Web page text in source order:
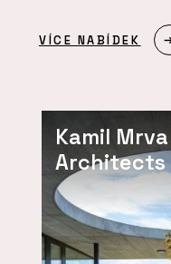
VÍCE NABÍDEK
Kamil Mrva
Architects